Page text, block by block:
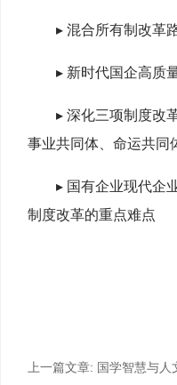
▸ 混合所有制改革
▸ 新时代国企高质
▸ 深化三项制度改
事业共同体、命运共同
▸ 国有企业现代企
制度改革的重点难点
上一篇文章: 国学智慧与人